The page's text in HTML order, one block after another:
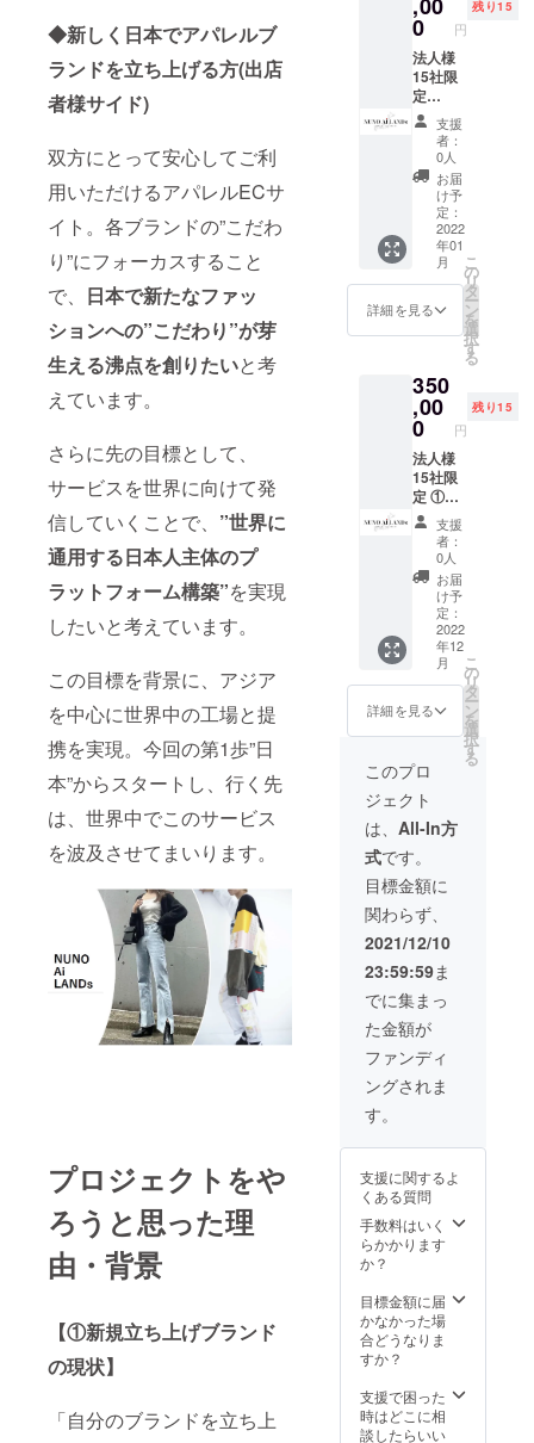
◆新しく日本でアパレルブ
ランドを立ち上げる方(出店
者様サイド)
双方にとって安心してご利
用いただけるアパレルECサ
イト。各ブランドの”こだわ
り”にフォーカスすること
で、 日本で新たなファッ
ションへの”こだわり”が芽
生える沸点を創りたいと考
えています。
さらに先の目標として、
サービスを世界に向けて発
信していくことで、 ”世界に
通用する日本人主体のプ
ラットフォーム構築”を実現
したいと考えています。
この目標を背景に、アジア
を中心に世界中の工場と提
携を実現。今回の第1歩”日
本”からスタートし、行く先
は、世界中でこのサービス
を波及させてまいります。
プロジェクトをや
ろうと思った理
由・背景
【①新規立ち上げブランド
の現状】
「自分のブランドを立ち上
をご記
入くだ
さい。
⑤サイ
ト広告
枠1ヵ月
分優先
ご案内
（サー
ビス開
始後少
し期間
をいた
だきま
す。）
※公序良
俗に反
する内
令に違
反する
内容な
どはお
受けで
きませ
ん。
⑥SHIKI
JAPAN
リリー
ス服ご
提供(ユ
ニセッ
クス)※
現在制
作中
ご招待
④サイ
トに個
人スポ
ンサー
として
お名前
の掲載
※支援
時、必
ず備考
欄にご
希望の
お名前
をご記
入くだ
さい。
⑤サイ
枠1ヵ月
分優先
ご案内
（サー
ビス開
始後少
し期間
をいた
だきま
す。）
※公序良
俗に反
する内
容、法
令に違
反する
内容な
どはお
受けで
きませ
ん。
⑥SHIKI
JAPAN
リリー
ス服ご
提供(ユ
ニセッ
クス)※
現在制
作中
0 円
残り15
法人様
15社限
定
①PRE
OPEN
ご招待
②サイ
トに法
人スポ
ンサー
として
お名前
の掲載
※支援
時、必
ず備考
希望の
お名前
をご記
入くだ
さい。
③サイ
ト広告
枠1ヵ月
分最優
先ご案
内
（サー
ビス開
始後少
し期間
をいた
だきま
す。）
※公序良
俗に反
する内
容、法
令に違
反する
内容な
どはお
受けで
きませ
ん。
支援
者：
0人
お届
け予
定：
2022
年01
月
詳細を見る
こ
の
リ
タ
ー
ン
を
選
択
す
る
350
,00
0 円
残り15
法人様
15社限
定 ①ブ
ランド
制作を
ご希望
の場合
時初期
費用10
万円に
て実施
可能 ②
ブラン
ド立ち
上げに
あたる
コンサ
ルティ
ングの
実施。
③PRE
OPEN
ご招待
④サイ
トに法
人スポ
ンサー
として
お名前
の掲載
※支援
時、必
ず備考
欄にご
をご記
さい。
⑤サイ
ト広告
枠1ヵ月
分最優
内
（サー
ビス開
始後少
をいた
だきま
す。）
支援
者：
0人
お届
け予
定：
2022
年12
月
詳細を見る
こ
の
リ
タ
ー
ン
を
選
択
す
る
このプロ
ジェクト
は、 All-In方
式です。
目標金額に
関わらず、
2021/12/10
23:59:59ま
でに集まっ
た金額が
ファンディ
ングされま
す。
支援に関するよ
くある質問
手数料はいく
らかかります
か？
目標金額に届
かなかった場
合どうなりま
すか？
支援で困った
時はどこに相
談したらいい